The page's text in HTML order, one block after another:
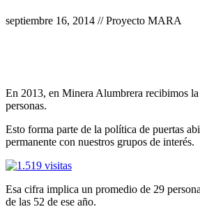
septiembre 16, 2014 // Proyecto MARA
En 2013, en Minera Alumbrera recibimos
personas.
Esto forma parte de la política de puertas
permanente con nuestros grupos de interés.
Esa cifra implica un promedio de 29
de las 52 de ese año.